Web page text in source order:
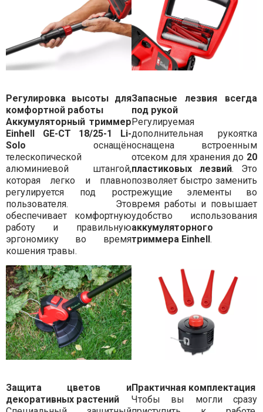
Регулировка высоты для
комфортной работы
Аккумуляторный триммер
Einhell GE-CT 18/25-1 Li-
Solo оснащён
телескопической
алюминиевой штангой,
которая легко и плавно
регулируется под рост
пользователя. Это
обеспечивает комфортную
работу и правильную
эргономику во время
кошения травы.
Запасные лезвия всегда
под рукой
Регулируемая
дополнительная рукоятка
оснащена встроенным
отсеком для хранения до 20
пластиковых лезвий. Это
позволяет быстро заменить
режущие элементы во
время работы и повышает
удобство использования
аккумуляторного
триммера Einhell .
Защита цветов и
декоративных растений
Практичная комплектация
Чтобы вы могли сразу